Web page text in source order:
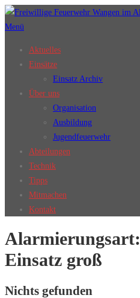
Zum
Inhalt
Menü
Aktuelles
Einsätze
Einsatz Archiv
Über uns
Organisation
Ausbildung
Jugendfeuerwehr
Abteilungen
Technik
Tipps
Mitmachen
Kontakt
Alarmierungsart:
Einsatz groß
Nichts gefunden